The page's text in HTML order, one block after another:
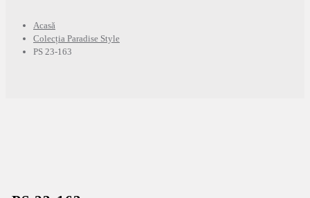
Acasă
Colecția Paradise Style
PS 23-163